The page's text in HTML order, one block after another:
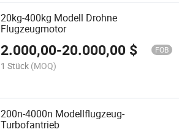
20kg-400kg Modell Drohne
Flugzeugmotor
2.000,00-20.000,00 $ FOB
1 Stück (MOQ)
200n-4000n Modellflugzeug-
Turbofantrieb